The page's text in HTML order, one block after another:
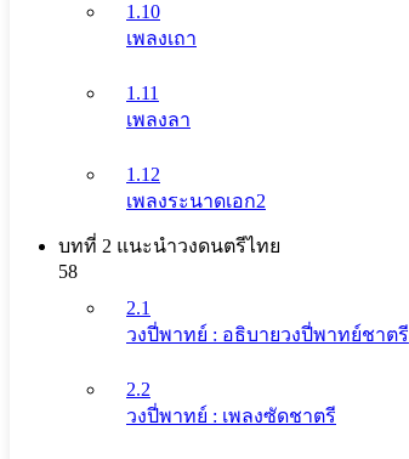
1.10
เพลงเถา
1.11
เพลงลา
1.12
เพลงระนาดเอก2
บทที่ 2 แนะนําวงดนตรีไทย
58
2.1
วงปี่พาทย์ : อธิบายวงปี่พาทย์ชาตรี
2.2
วงปี่พาทย์ : เพลงซัดชาตรี